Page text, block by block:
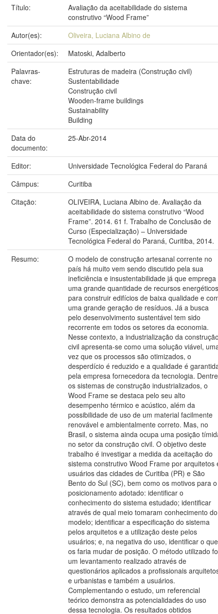
Título:
Avaliação da aceitabilidade do sistema
construtivo “Wood Frame”
Autor(es):
Oliveira, Luciana Albino de
Orientador(es):
Matoski, Adalberto
Palavras-
chave:
Estruturas de madeira (Construção civil)
Sustentabilidade
Construção civil
Wooden-frame buildings
Sustainability
Building
Data do
documento:
25-Abr-2014
Editor:
Universidade Tecnológica Federal do Paraná
Câmpus:
Curitiba
Citação:
OLIVEIRA, Luciana Albino de. Avaliação da
aceitabilidade do sistema construtivo “Wood
Frame”. 2014. 61 f. Trabalho de Conclusão de
Curso (Especialização) – Universidade
Tecnológica Federal do Paraná, Curitiba, 2014.
Resumo:
O modelo de construção artesanal corrente no
país há muito vem sendo discutido pela sua
ineficiência e insustentabilidade já que emprega
uma grande quantidade de recursos energéticos
para construir edifícios de baixa qualidade e
uma grande geração de resíduos. Já a busca
pelo desenvolvimento sustentável tem sido
recorrente em todos os setores da economia.
Nesse contexto, a industrialização da
civil apresenta-se como uma solução viável,
vez que os processos são otimizados, o
desperdício é reduzido e a qualidade é
pela empresa fornecedora da tecnologia. Dentre
os sistemas de construção industrializados, o
Wood Frame se destaca pelo seu alto
desempenho térmico e acústico, além da
possibilidade de uso de um material facilmente
renovável e ambientalmente correto. Mas, no
Brasil, o sistema ainda ocupa uma posição
no setor da construção civil. O objetivo deste
trabalho é investigar a medida da aceitação do
sistema construtivo Wood Frame por arquitetos
usuários das cidades de Curitiba (PR) e São
Bento do Sul (SC), bem como os motivos para o
posicionamento adotado: identificar o
conhecimento do sistema estudado; identificar
através de qual meio tomaram conhecimento do
modelo; identificar a especificação do sistema
pelos arquitetos e a utilização deste pelos
usuários; e, na negativa do uso, identificar o que
os faria mudar de posição. O método utilizado
um levantamento realizado através de
questionários aplicados a profissionais
e urbanistas e também a usuários.
Complementando o estudo, um referencial
teórico demonstra as potencialidades do uso
dessa tecnologia. Os resultados obtidos